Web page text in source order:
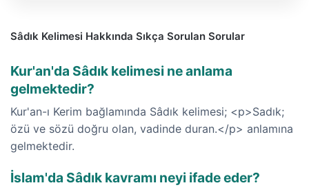
Sâdık Kelimesi Hakkında Sıkça Sorulan Sorular
Kur'an'da Sâdık kelimesi ne anlama
gelmektedir?
Kur'an-ı Kerim bağlamında Sâdık kelimesi; <p>Sadık;
özü ve sözü doğru olan, vadinde duran.</p> anlamına
gelmektedir.
İslam'da Sâdık kavramı neyi ifade eder?